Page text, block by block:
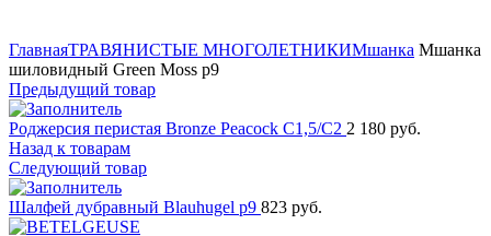
ГлавнаяТРАВЯНИСТЫЕ МНОГОЛЕТНИКИМшанка Мшанка
шиловидный Green Moss p9
Предыдущий товар
Роджерсия перистая Bronze Peacock C1,5/C2 2 180 руб.
Назад к товарам
Следующий товар
Шалфей дубравный Blauhugel p9 823 руб.